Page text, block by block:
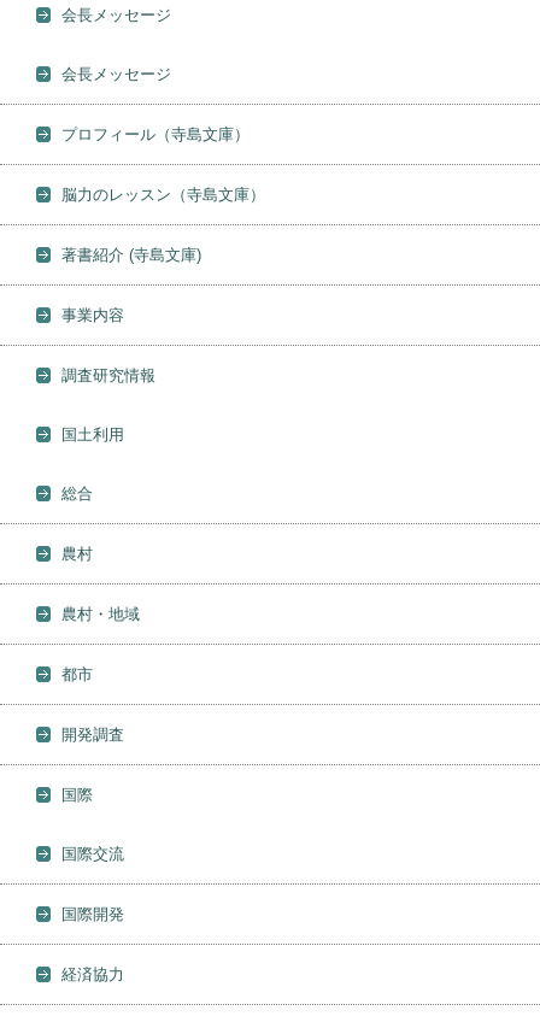
会長メッセージ
会長メッセージ
プロフィール（寺島文庫）
脳力のレッスン（寺島文庫）
著書紹介 (寺島文庫)
事業内容
調査研究情報
国土利用
総合
農村
農村・地域
都市
開発調査
国際
国際交流
国際開発
経済協力